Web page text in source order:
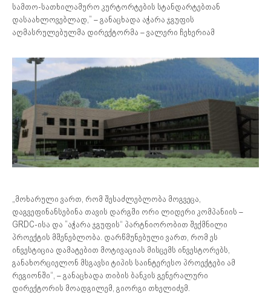
სამთო-სათხილამურო კურტორტების სტანდარტებთან
დასაახლოვებლად,” – განაცხადა აჭარა ჯგუფის
აღმასრულებულმა დირექტორმა – ვალერი ჩეხერიამ
„მოხარული ვართ, რომ შესაძლებლობა მოგვეცა,
დაგვეფინანსებინა თავის დარგში ორი ლიდერი კომპანიის –
GRDC-ისა და ”აჭარა ჯგუფის“ პარტნიორობით შექმნილი
პროექტის მშენებლობა. დარწმუნებული ვართ, რომ ეს
ინვესტიცია დამატებით მოტივაციას მისცემს ინვესტორებს,
განახორციელონ მსგავსი ტიპის საინტერესო პროექტები ამ
რეგიონში“, – განაცხადა თიბის ბანკის გენერალური
დირექტორის მოადგილემ, გიორგი თხელიძემ.